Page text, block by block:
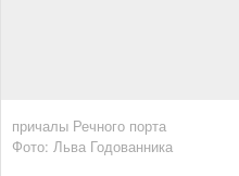
причалы Речного порта
Фото: Льва Годованника